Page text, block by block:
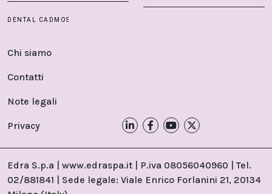
Chi siamo
Contatti
Note legali
Privacy
Edra S.p.a | www.edraspa.it | P.iva 08056040960 | Tel.
02/881841 | Sede legale: Viale Enrico Forlanini 21, 20134